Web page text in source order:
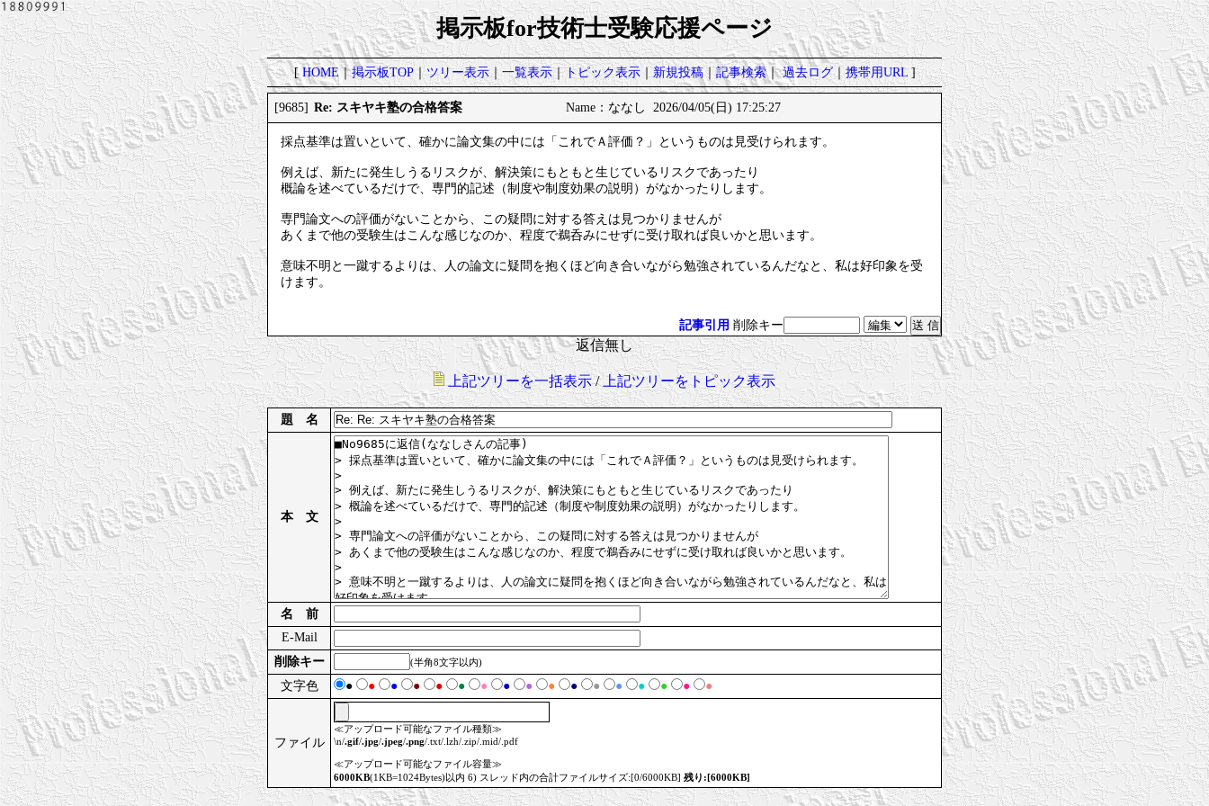
掲示板for技術士受験応援ページ
[HOME｜掲示板TOP｜ツリー表示｜一覧表示｜トピック表示｜新規投稿｜記事検索｜過去ログ｜携帯用URL]
[9685] Re: スキヤキ塾の合格答案 Name：ななし 2026/04/05(日) 17:25:27
採点基準は置いといて、確かに論文集の中には「これでＡ評価？」というものは見受けられます。
例えば、新たに発生しうるリスクが、解決策にもともと生じているリスクであったり
概論を述べているだけで、専門的記述（制度や制度効果の説明）がなかったりします。
専門論文への評価がないことから、この疑問に対する答えは見つかりませんが
あくまで他の受験生はこんな感じなのか、程度で鵜呑みにせずに受け取れば良いかと思います。
意味不明と一蹴するよりは、人の論文に疑問を抱くほど向き合いながら勉強されているんだなと、私は好印象を受
けます。
記事引用 削除キー
返信無し
上記ツリーを一括表示/上記ツリーをトピック表示
題 名
本 文
名 前
E-Mail
削除キー
(半角8文字以内)
文字色 ● ● ● ● ● ● ● ● ● ● ● ● ● ● ● ● ●
ファイル
≪アップロード可能なファイル種類≫
\n/.gif/.jpg/.jpeg/.png/.txt/.lzh/.zip/.mid/.pdf
≪アップロード可能なファイル容量≫
6000KB(1KB=1024Bytes)以内 6) スレッド内の合計ファイルサイズ:[0/6000KB] 残り:[6000KB]